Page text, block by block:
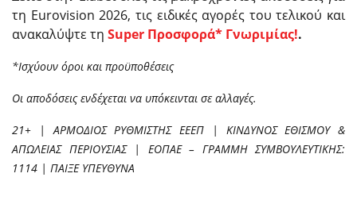
τη Eurovision 2026, τις ειδικές αγορές του τελικού και
ανακαλύψτε τη Super Προσφορά* Γνωριμίας!.
*Ισχύουν όροι και προϋποθέσεις
Οι αποδόσεις ενδέχεται να υπόκεινται σε αλλαγές.
21+ | ΑΡΜΟΔΙΟΣ ΡΥΘΜΙΣΤΗΣ ΕΕΕΠ | ΚΙΝΔΥΝΟΣ ΕΘΙΣΜΟΥ &
ΑΠΩΛΕΙΑΣ ΠΕΡΙΟΥΣΙΑΣ | ΕΟΠΑΕ – ΓΡΑΜΜΗ ΣΥΜΒΟΥΛΕΥΤΙΚΗΣ:
1114 | ΠΑΙΞΕ ΥΠΕΥΘΥΝΑ